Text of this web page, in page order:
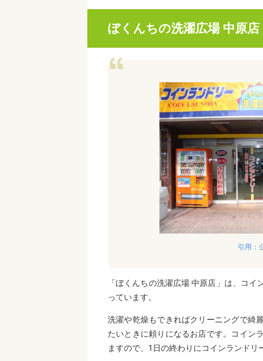
ぼくんちの洗濯広場 中原店
引用：
「ぼくんちの洗濯広場 中原店」は、コ
っています。
洗濯や乾燥もできればクリーニングで綺
たいときに頼りになるお店です。コイン
ますので、1日の終わりにコインランドリ